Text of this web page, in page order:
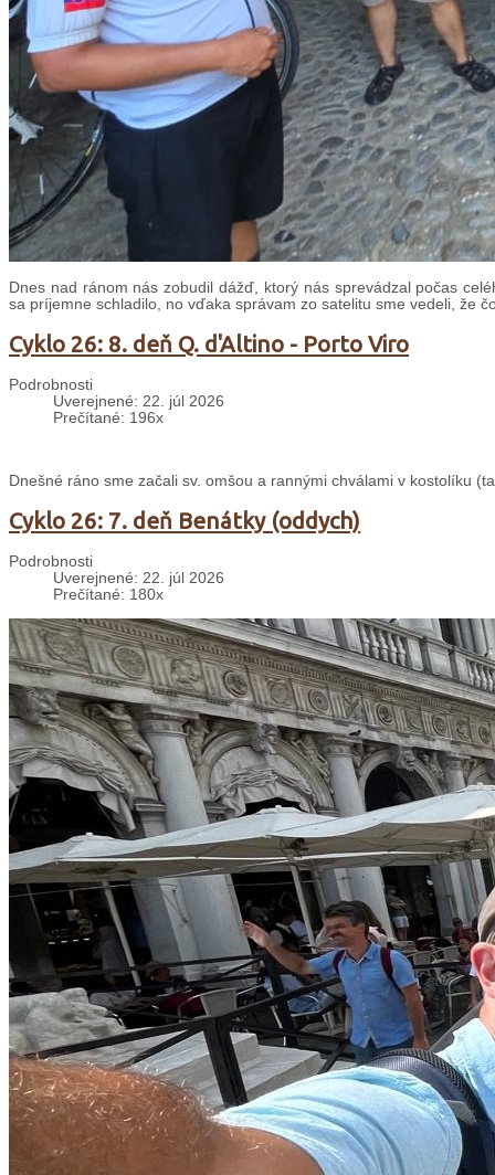
Dnes nad ránom nás zobudil dážď, ktorý nás sprevádzal počas
sa príjemne schladilo, no vďaka správam zo satelitu sme vedeli, že
Cyklo 26: 8. deň Q. d'Altino - Porto Viro
Podrobnosti
Uverejnené: 22. júl 2026
Prečítané: 196x
Dnešné ráno sme začali sv. omšou a rannými chválami v kostolíku
Cyklo 26: 7. deň Benátky (oddych)
Podrobnosti
Uverejnené: 22. júl 2026
Prečítané: 180x